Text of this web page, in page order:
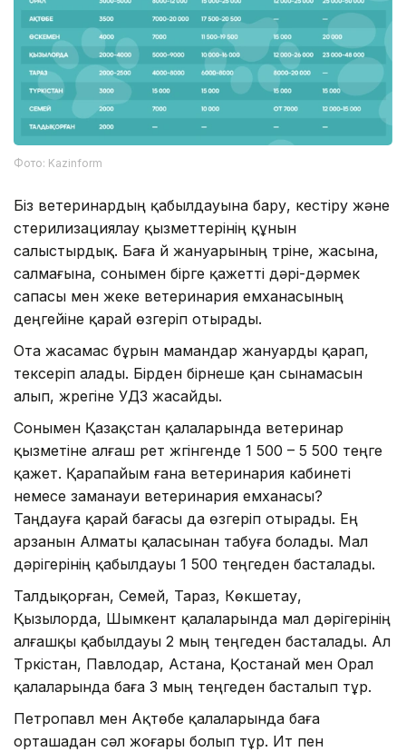
Фото: Kazinform
Біз ветеринардың қабылдауына бару, кестіру және
стерилизациялау қызметтерінің құнын
салыстырдық. Баға үй жануарының түріне, жасына,
салмағына, сонымен бірге қажетті дәрі-дәрмек
сапасы мен жеке ветеринария емханасының
деңгейіне қарай өзгеріп отырады.
Ота жасамас бұрын мамандар жануарды қарап,
тексеріп алады. Бірден бірнеше қан сынамасын
алып, жүрегіне УДЗ жасайды.
Сонымен Қазақстан қалаларында ветеринар
қызметіне алғаш рет жүгінгенде 1 500 – 5 500 теңге
қажет. Қарапайым ғана ветеринария кабинеті
немесе заманауи ветеринария емханасы?
Таңдауға қарай бағасы да өзгеріп отырады. Ең
арзанын Алматы қаласынан табуға болады. Мал
дәрігерінің қабылдауы 1 500 теңгеден басталады.
Талдықорған, Семей, Тараз, Көкшетау,
Қызылорда, Шымкент қалаларында мал дәрігерінің
алғашқы қабылдауы 2 мың теңгеден басталады. Ал
Түркістан, Павлодар, Астана, Қостанай мен Орал
қалаларында баға 3 мың теңгеден басталып тұр.
Петропавл мен Ақтөбе қалаларында баға
орташадан сәл жоғары болып тұр. Ит пен